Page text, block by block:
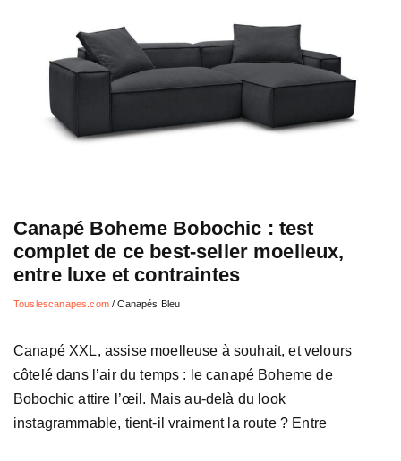
Canapé Boheme Bobochic : test
complet de ce best-seller moelleux,
entre luxe et contraintes
Touslescanapes.com/Canapés Bleu
Canapé XXL, assise moelleuse à souhait, et velours
côtelé dans l’air du temps : le canapé Boheme de
Bobochic attire l’œil. Mais au-delà du look
instagrammable, tient-il vraiment la route ? Entre